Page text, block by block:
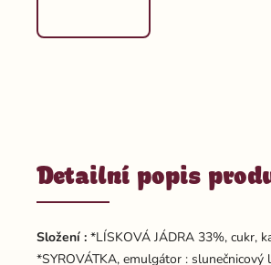
Detailní popis
Složení : *LÍSKOVÁ JÁDRA 33%, cukr,
*SYROVÁTKA, emulgátor :